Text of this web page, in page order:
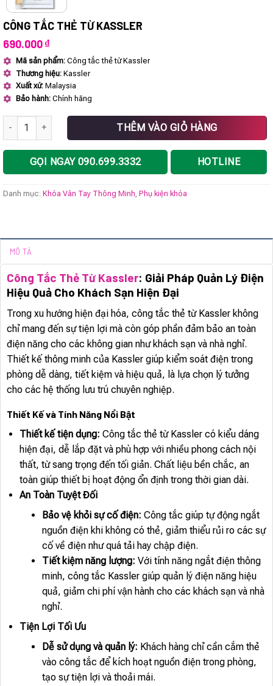
CÔNG TẮC THẺ TỪ KASSLER
690.000 ₫
Mã sản phẩm: Công tắc thẻ từ Kassler
Thương hiệu: Kassler
Xuất xứ: Malaysia
Bảo hành: Chính hãng
Công tắc thẻ từ Kassler số lượngTHÊM VÀO GIỎ HÀNG
GỌI NGAY 090.699.3332 HOTLINE
Danh mục: Khóa Vân Tay Thông Minh Phụ kiện khóa
MÔ TẢ
Công Tắc Thẻ Từ Kassler: Giải Pháp Quản Lý Điện
Hiệu Quả Cho Khách Sạn Hiện Đại
Trong xu hướng hiện đại hóa, công tắc thẻ từ Kassler không
chỉ mang đến sự tiện lợi mà còn góp phần đảm bảo an toàn
điện năng cho các không gian như khách sạn và nhà nghỉ.
Thiết kế thông minh của Kassler giúp kiểm soát điện trong
phòng dễ dàng, tiết kiệm và hiệu quả, là lựa chọn lý tưởng
cho các hệ thống lưu trú chuyên nghiệp.
Thiết Kế và Tính Năng Nổi Bật
Thiết kế tiện dụng: Công tắc thẻ từ Kassler có kiểu dáng
hiện đại, dễ lắp đặt và phù hợp với nhiều phong cách nội
thất, từ sang trọng đến tối giản. Chất liệu bền chắc, an
toàn giúp thiết bị hoạt động ổn định trong thời gian dài.
An Toàn Tuyệt Đối
Bảo vệ khỏi sự cố điện: Công tắc giúp tự động ngắt
nguồn điện khi không có thẻ, giảm thiểu rủi ro các sự
cố về điện như quá tải hay chập điện.
Tiết kiệm năng lượng: Với tính năng ngắt điện thông
minh, công tắc Kassler giúp quản lý điện năng hiệu
quả, giảm chi phí vận hành cho các khách sạn và nhà
nghỉ.
Tiện Lợi Tối Ưu
Dễ sử dụng và quản lý: Khách hàng chỉ cần cắm thẻ
vào công tắc để kích hoạt nguồn điện trong phòng,
tạo sự tiện lợi và thoải mái.